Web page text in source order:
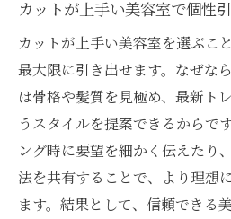
カットが上手い美容室で個性
カットが上手い美容室を選ぶこ
最大限に引き出せます。なぜな
は骨格や髪質を見極め、最新ト
うスタイルを提案できるからで
ング時に要望を細かく伝えたり
法を共有することで、より理想
ます。結果として、信頼できる